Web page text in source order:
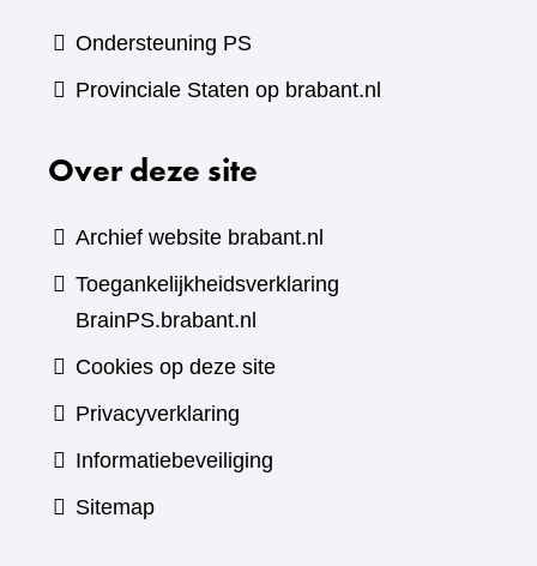
Ondersteuning PS
Provinciale Staten op brabant.nl
Over deze site
Archief website brabant.nl
Toegankelijkheidsverklaring
BrainPS.brabant.nl
Cookies op deze site
Privacyverklaring
Informatiebeveiliging
Sitemap